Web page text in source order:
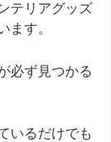
テリアグッズ
ます。
必ず見つかる
いるだけでも